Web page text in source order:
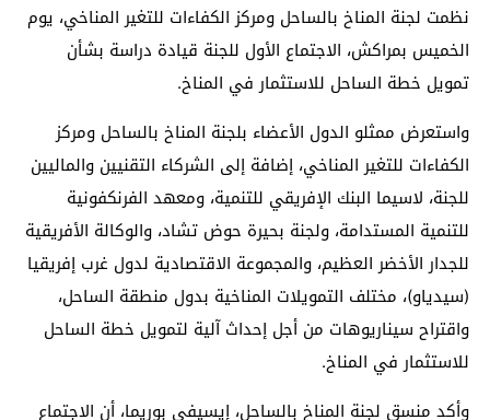
نظمت لجنة المناخ بالساحل ومركز الكفاءات للتغير المناخي، يوم
الخميس بمراكش، الاجتماع الأول للجنة قيادة دراسة بشأن
تمويل خطة الساحل للاستثمار في المناخ.
واستعرض ممثلو الدول الأعضاء بلجنة المناخ بالساحل ومركز
الكفاءات للتغير المناخي، إضافة إلى الشركاء التقنيين والماليين
للجنة، لاسيما البنك الإفريقي للتنمية، ومعهد الفرنكفونية
للتنمية المستدامة، ولجنة بحيرة حوض تشاد، والوكالة الأفريقية
للجدار الأخضر العظيم، والمجموعة الاقتصادية لدول غرب إفريقيا
(سيدياو)، مختلف التمويلات المناخية بدول منطقة الساحل،
واقتراح سيناريوهات من أجل إحداث آلية لتمويل خطة الساحل
للاستثمار في المناخ.
وأكد منسق لجنة المناخ بالساحل، إيسيفي بوريما، أن الاجتماع